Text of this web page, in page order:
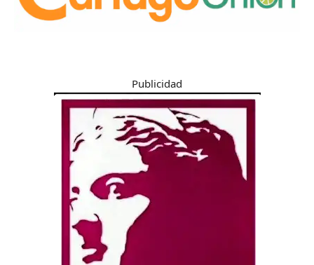
Publicidad